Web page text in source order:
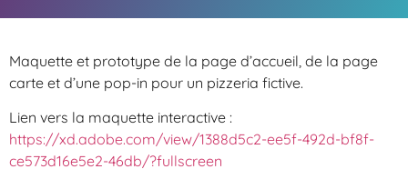
Maquette et prototype de la page d’accueil, de la page
carte et d’une pop-in pour un pizzeria fictive.
Lien vers la maquette interactive :
https://xd.adobe.com/view/1388d5c2-ee5f-492d-bf8f-
ce573d16e5e2-46db/?fullscreen